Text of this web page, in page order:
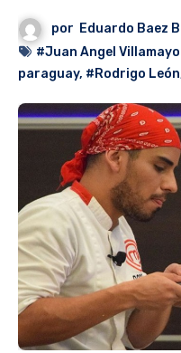
por Eduardo Baez
#Juan Angel
paraguay, #Rodrigo León